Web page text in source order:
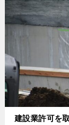
建設業許可を